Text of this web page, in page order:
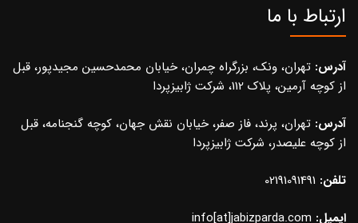
ارتباط با ما
آدرس: تهران، ونک، بزرگراه چمران، خیابان محمدحسین مجیدپور، قبل
از کوچه آرمین، پلاک 112، شرکت ژابیزپردا
آدرس: تهران، پرند، فاز صفر، خیابان نقش جهان، کوچه گنجنامه، قبل
از کوچه علیصدر، شرکت ژابیزپردا
تلفن: 02191091491
ایمیل: info[at]jabizparda.com